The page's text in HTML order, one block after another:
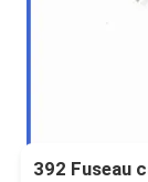
392 Fuseau